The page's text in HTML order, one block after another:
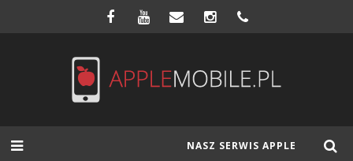
NASZ SERWIS APPLE